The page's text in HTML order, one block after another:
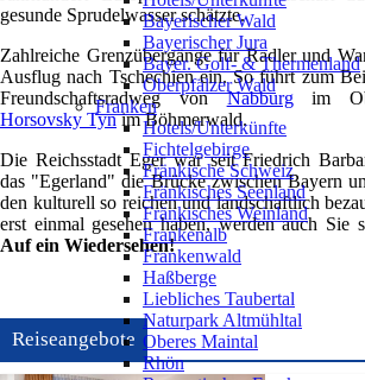
gesunde Sprudelwasser schätzte.
Zahlreiche Grenzübergänge für Radler und
Ausflug nach Tschechien ein. So führt zum
Freundschaftsradweg vonNabburgim
Horsovsky Tynim Böhmerwald.
Die Reichsstadt Eger war seit Friedrich
das "Egerland" die Brücke zwischen Bayern
den kulturell so reichen und landschaftlich
erst einmal gesehen haben, werden auch Sie
Auf ein Wiedersehen!
Reiseangebote
Bayerischer Wald
Bayerischer Jura
Bayer. Golf- & Thermenland
Oberpfälzer Wald
Franken
Hotels/Unterkünfte
Fichtelgebirge
Fränkische Schweiz
Fränkisches Seenland
Fränkisches Weinland
Frankenalb
Frankenwald
Haßberge
Liebliches Taubertal
Naturpark Altmühltal
Oberes Maintal
Rhön